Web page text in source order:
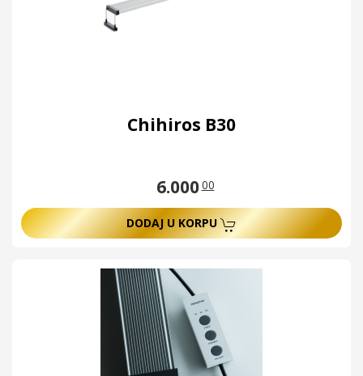
Chihiros B30
6.00000
DODAJ U KORPU